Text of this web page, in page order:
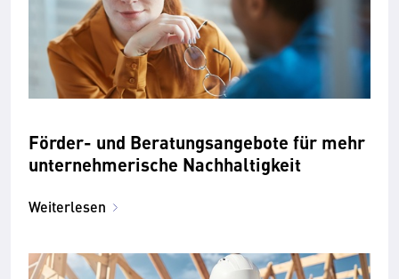
Förder- und Beratungsangebote für mehr
unternehmerische Nachhaltigkeit
Weiterlesen